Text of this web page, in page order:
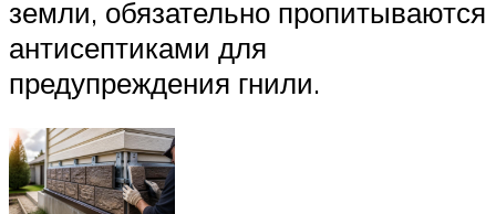
земли, обязательно пропитываются
антисептиками для
предупреждения гнили.